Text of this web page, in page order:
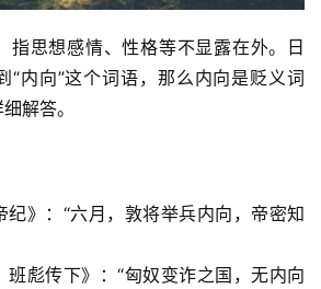
指思想感情、性格等不显露在外。日
“内向”这个词语，那么内向是贬义词
解答。
纪》：“六月，敦将举兵内向，帝密知
班彪传下》：“匈奴变诈之国，无内向